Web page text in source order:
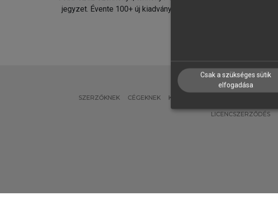
jegyzet. Évente 100+ új kiadvány.
SZERZŐKNEK CÉGEKNEK KÖNYVTÁROSOKNAK
LICENCSZERZŐDÉS
Csak a szükséges sütik
elfogadása